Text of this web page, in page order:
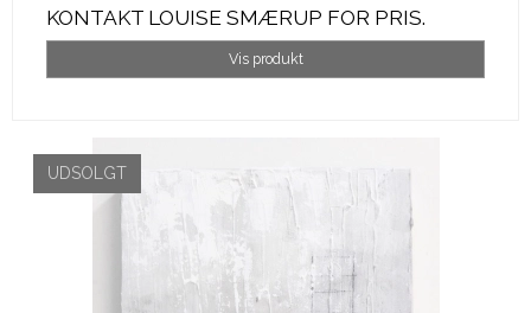
KONTAKT LOUISE SMÆRUP FOR PRIS.
Vis produkt
UDSOLGT